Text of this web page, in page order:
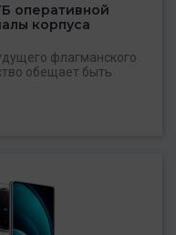
оперативной
корпуса
флагманского
обещает быть